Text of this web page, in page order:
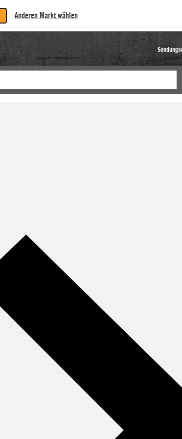
Anderen Markt wählen